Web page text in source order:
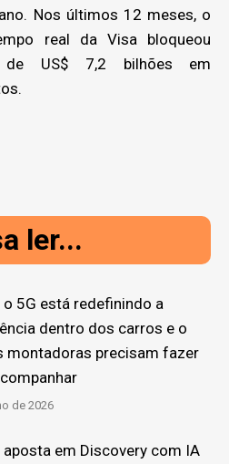
Nos últimos 12 meses, o
real da Visa bloqueou
de US$ 7,2 bilhões em
ler...
o 5G está redefinindo a
dentro dos carros e o
montadoras precisam fazer
de 2026
aposta em Discovery com IA